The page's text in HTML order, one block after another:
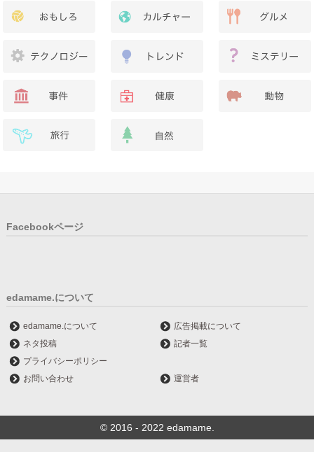
Facebookページ
edamame.について
edamame.について
広告掲載について
ネタ投稿
記者一覧
プライバシーポリシー
お問い合わせ
運営者
© 2016 - 2022 edamame.